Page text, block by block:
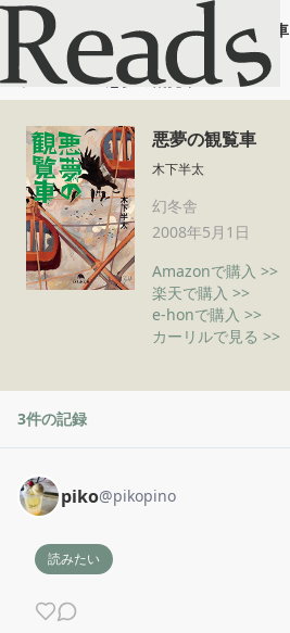
悪夢の観覧車
ホーム 悪夢の観覧車
悪夢の観覧車
木下半太
幻冬舎
2008年5月1日
Amazonで購入 >>
楽天で購入 >>
e-honで購入 >>
カーリルで見る >>
3件の記録
piko@pikopino
読みたい